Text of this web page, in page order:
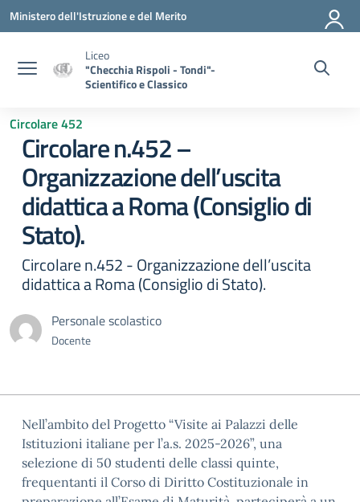
Vai ai contenuti
Vai al menu di navigazione
Vai al footer
Ministero dell'Istruzione e del Merito
Liceo
"Checchia Rispoli - Tondi"-
Scientifico e Classico
Circolare 452
Circolare n.452 –
Organizzazione dell’uscita
didattica a Roma (Consiglio di
Stato).
Circolare n.452 - Organizzazione dell’uscita
didattica a Roma (Consiglio di Stato).
Personale scolastico
Docente
Nell’ambito del Progetto “Visite ai Palazzi delle
Istituzioni italiane per l’a.s. 2025-2026”, una
selezione di 50 studenti delle classi quinte,
frequentanti il Corso di Diritto Costituzionale in